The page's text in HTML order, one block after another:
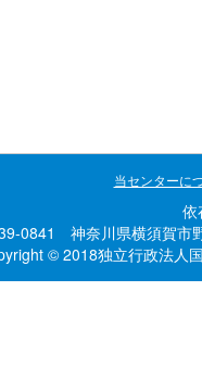
当センターに
依
0841 神奈川県横須賀市
© 2018独立行政法人